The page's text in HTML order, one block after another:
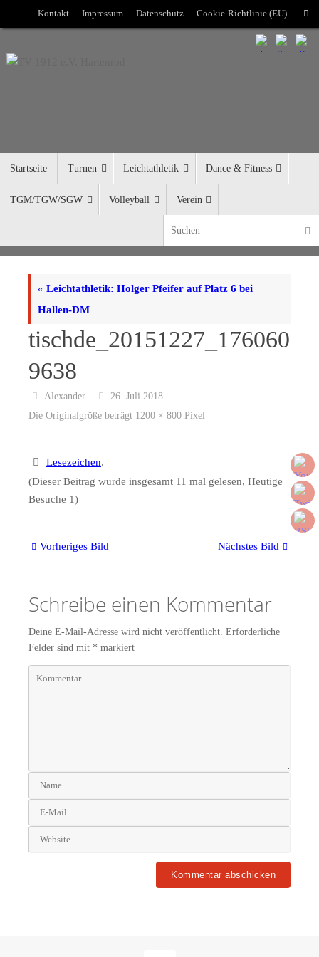
Inhalt
Kontakt Impressum Datenschutz Cookie-Richtlinie (EU)
Inhalt
Startseite Turnen Leichtathletik Dance & Fitness
TGM/TGW/SGW Volleyball Verein
« Leichtathletik: Holger Pfeifer auf Platz 6 bei
Hallen-DM
tischde_20151227_176060
9638
Alexander
26. Juli 2018
Die Originalgröße beträgt 1200 × 800 Pixel
Lesezeichen.
(Dieser Beitrag wurde insgesamt 11 mal gelesen, Heutige
Besuche 1)
Vorheriges Bild Nächstes Bild
Schreibe einen Kommentar
Deine E-Mail-Adresse wird nicht veröffentlicht. Erforderliche
Felder sind mit * markiert